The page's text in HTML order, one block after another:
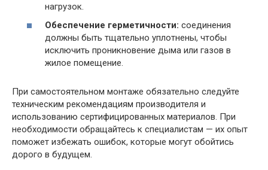
нагрузок.
Обеспечение герметичности: соединения
должны быть тщательно уплотнены, чтобы
исключить проникновение дыма или газов в
жилое помещение.
При самостоятельном монтаже обязательно следуйте
техническим рекомендациям производителя и
использованию сертифицированных материалов. При
необходимости обращайтесь к специалистам — их опыт
поможет избежать ошибок, которые могут обойтись
дорого в будущем.